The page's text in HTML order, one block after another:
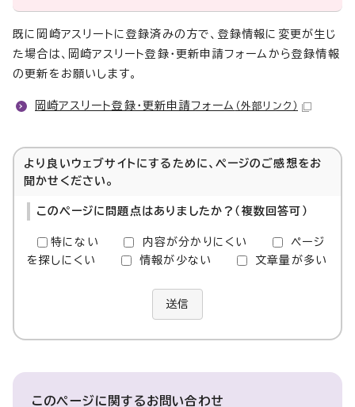
既に岡崎アスリートに登録済みの方で、登録情報に変更が生じ
た場合は、岡崎アスリート登録・更新申請フォームから登録情報
の更新をお願いします。
岡崎アスリート登録・更新申請フォーム （外部リンク）
より良いウェブサイトにするために、ページのご感想をお
聞かせください。
このページに問題点はありましたか？（複数回答可）
特にない 内容が分かりにくい
ページ
を探しにくい
情報が少ない 文章量が多い
送信
このページに関するお問い合わせ